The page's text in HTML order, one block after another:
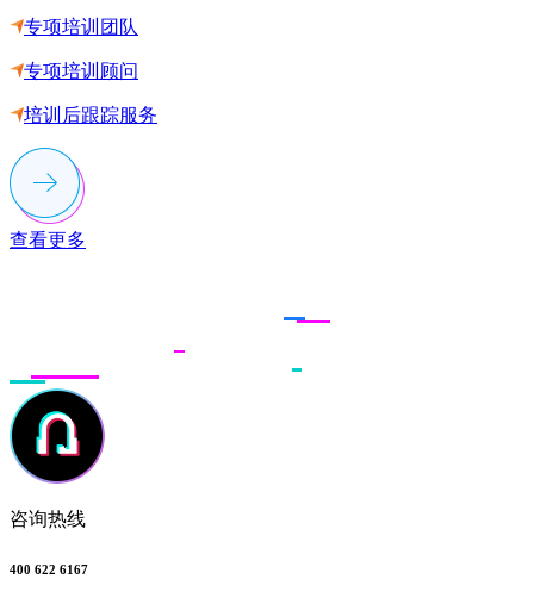
专项培训团队
专项培训顾问
培训后跟踪服务
查看更多
咨询热线
400 622 6167